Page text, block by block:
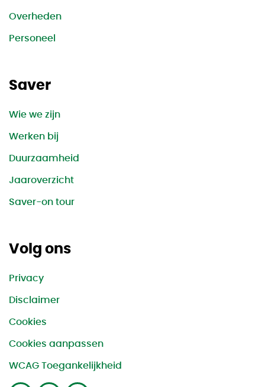
Overheden
Personeel
Saver
Wie we zijn
Werken bij
Duurzaamheid
Jaaroverzicht
Saver-on tour
Volg ons
Privacy
Disclaimer
Cookies
Cookies aanpassen
WCAG Toegankelijkheid